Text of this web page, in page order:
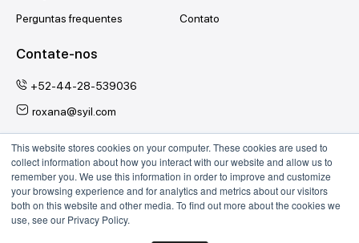
This website stores cookies on your computer. These cookies are used to
collect information about how you interact with our website and allow us to
remember you. We use this information in order to improve and customize
your browsing experience and for analytics and metrics about our visitors
both on this website and other media. To find out more about the cookies we
use, see our Privacy Policy.
Perguntas frequentes
Contato
Contate-nos
+52-44-28-539036
roxana@syil.com
Siga-nos
YouTube Facebook Instagram